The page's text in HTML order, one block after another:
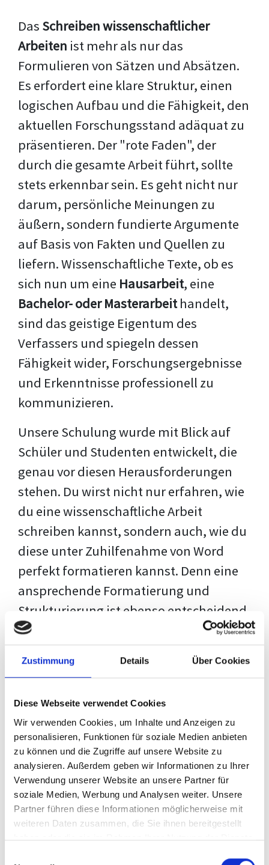
Zustimmung Details Über Cookies
Diese Webseite verwendet Cookies
Wir verwenden Cookies, um Inhalte und Anzeigen zu
personalisieren, Funktionen für soziale Medien anbieten
zu können und die Zugriffe auf unsere Website zu
analysieren. Außerdem geben wir Informationen zu Ihrer
Verwendung unserer Website an unsere Partner für
soziale Medien, Werbung und Analysen weiter. Unsere
Partner führen diese Informationen möglicherweise mit
weiteren Daten zusammen, die Sie ihnen bereitgestellt
haben oder die sie im Rahmen Ihrer Nutzung der Dienste
Das Schreiben wissenschaftlicher
Arbeiten ist mehr als nur das
Formulieren von Sätzen und Absätzen.
Es erfordert eine klare Struktur, einen
logischen Aufbau und die Fähigkeit, den
aktuellen Forschungsstand adäquat zu
präsentieren. Der "rote Faden", der
durch die gesamte Arbeit führt, sollte
stets erkennbar sein. Es geht nicht nur
darum, persönliche Meinungen zu
äußern, sondern fundierte Argumente
auf Basis von Fakten und Quellen zu
liefern. Wissenschaftliche Texte, ob es
sich nun um eine Hausarbeit, eine
Bachelor- oder Masterarbeithandelt,
sind das geistige Eigentum des
Verfassers und spiegeln dessen
Fähigkeit wider, Forschungsergebnisse
und Erkenntnisse professionell zu
kommunizieren.
Unsere Schulung wurde mit Blick auf
Schüler und Studenten entwickelt, die
genau vor diesen Herausforderungen
stehen. Du wirst nicht nur erfahren, wie
du eine wissenschaftliche Arbeit
schreiben kannst, sondern auch, wie du
diese unter Zuhilfenahme von Word
perfekt formatieren kannst. Denn eine
ansprechende Formatierung und
Strukturierung ist ebenso entscheidend
wie der Inhalt selbst. Jeder Prüfer hat
eigene Erwartungen, und unsere
Schulung ist so konzipiert, dass sie dir
deiner individuellen Vorlage zeigt,
anstatt eine Einheitslösung zu bieten.
Der Prozess des wissenschaftlichen
Schreibens kann ohne das richtige
Wissen eine große Herausforderung
darstellen. Jedoch, ausgestattet mit
denTechniken und Strategiendieses
Kurses, wird die Formatierung deiner